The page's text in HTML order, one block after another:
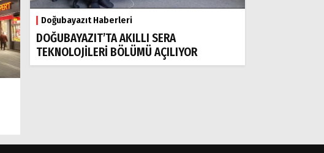
Doğubayazıt Haberleri
DOĞUBAYAZIT’TA AKILLI SERA
TEKNOLOJİLERİ BÖLÜMÜ AÇILIYOR